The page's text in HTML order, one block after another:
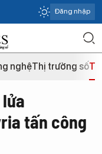
Đăng nhập
nghệThị trường số
tấn công